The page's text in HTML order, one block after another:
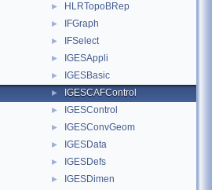
► HLRTopoBRep
► IFGraph
► IFSelect
► IGESAppli
► IGESBasic
► IGESCAFControl
► IGESControl
► IGESConvGeom
► IGESData
► IGESDefs
► IGESDimen